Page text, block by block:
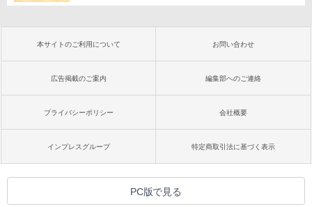
本サイトのご利用について お問い合わせ
広告掲載のご案内 編集部へのご連絡
プライバシーポリシー 会社概要
インプレスグループ 特定商取引法に基づく表示
PC版で見る